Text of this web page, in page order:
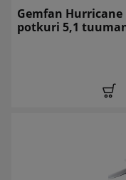
Gemfan Hurricane
potkuri 5,1